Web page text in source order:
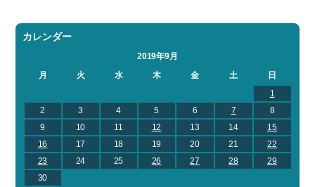
カレンダー
2019年9月
月
火 水 木 金 土
日
1
2
3 4 5 6 7
8
9
10 11 12 13 14
15
16
17 18 19 20 21
22
23
24 25 26 27 28
29
30